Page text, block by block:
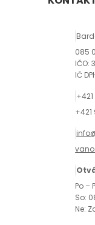
085
IČO:
IČ
+421
Po –
So:
Ne: